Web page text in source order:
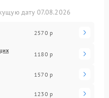
дату 07.08.2026
2570 р
1180 р
1570 р
1230 р